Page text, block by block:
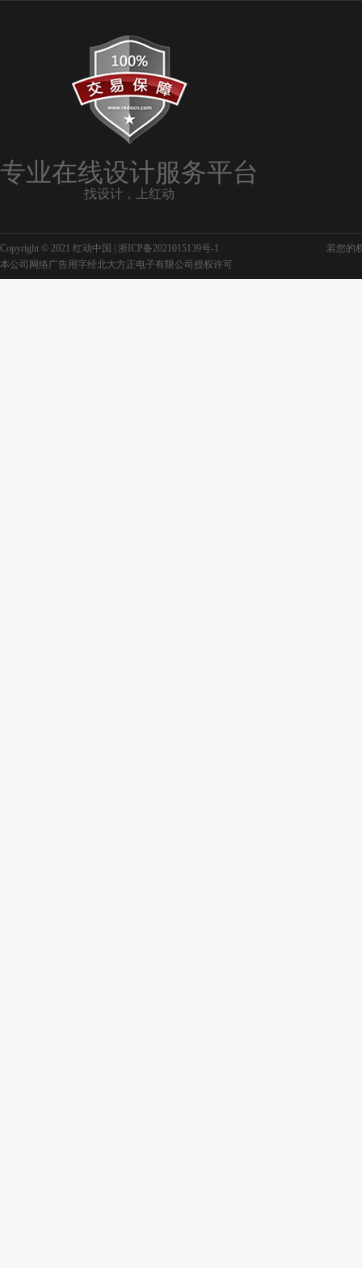
专业在线设计服务平台
找设计，上红动
Copyright © 2021 红动中国 | 浙ICP备2021015139号-1
若您的
本公司网络广告用字经北大方正电子有限公司授权许可